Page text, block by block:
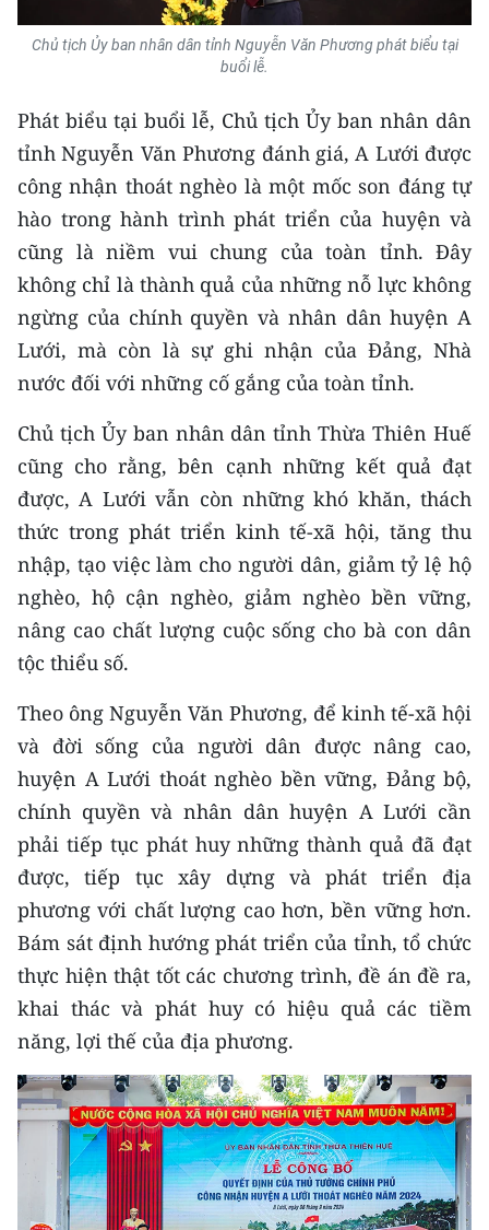
FRANÇAIS
РУССКИЙ
ESPAÑOL
한국어
Chủ tịch Ủy ban nhân dân tỉnh Nguyễn Văn Phương phát biểu tại
buổi lễ.
Phát biểu tại buổi lễ, Chủ tịch Ủy ban nhân dân
tỉnh Nguyễn Văn Phương đánh giá, A Lưới được
công nhận thoát nghèo là một mốc son đáng tự
hào trong hành trình phát triển của huyện và
cũng là niềm vui chung của toàn tỉnh. Đây
không chỉ là thành quả của những nỗ lực không
ngừng của chính quyền và nhân dân huyện A
Lưới, mà còn là sự ghi nhận của Đảng, Nhà
nước đối với những cố gắng của toàn tỉnh.
Chủ tịch Ủy ban nhân dân tỉnh Thừa Thiên Huế
cũng cho rằng, bên cạnh những kết quả đạt
được, A Lưới vẫn còn những khó khăn, thách
thức trong phát triển kinh tế-xã hội, tăng thu
nhập, tạo việc làm cho người dân, giảm tỷ lệ hộ
nghèo, hộ cận nghèo, giảm nghèo bền vững,
nâng cao chất lượng cuộc sống cho bà con dân
tộc thiểu số.
Theo ông Nguyễn Văn Phương, để kinh tế-xã hội
và đời sống của người dân được nâng cao,
huyện A Lưới thoát nghèo bền vững, Đảng bộ,
chính quyền và nhân dân huyện A Lưới cần
phải tiếp tục phát huy những thành quả đã đạt
được, tiếp tục xây dựng và phát triển địa
phương với chất lượng cao hơn, bền vững hơn.
Bám sát định hướng phát triển của tỉnh, tổ chức
thực hiện thật tốt các chương trình, đề án đề ra,
khai thác và phát huy có hiệu quả các tiềm
năng, lợi thế của địa phương.